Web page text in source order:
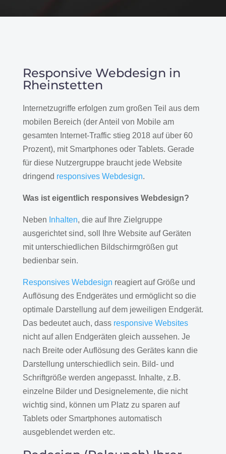
Responsive Webdesign in
Rheinstetten
Internetzugriffe erfolgen zum großen Teil aus dem
mobilen Bereich (der Anteil von Mobile am
gesamten Internet-Traffic stieg 2018 auf über 60
Prozent), mit Smartphones oder Tablets. Gerade
für diese Nutzergruppe braucht jede Website
dringend responsives Webdesign.
Was ist eigentlich responsives Webdesign?
Neben Inhalten, die auf Ihre Zielgruppe
ausgerichtet sind, soll Ihre Website auf Geräten
mit unterschiedlichen Bildschirmgrößen gut
bedienbar sein.
Responsives Webdesign reagiert auf Größe und
Auflösung des Endgerätes und ermöglicht so die
optimale Darstellung auf dem jeweiligen Endgerät.
Das bedeutet auch, dass responsive Websites
nicht auf allen Endgeräten gleich aussehen. Je
nach Breite oder Auflösung des Gerätes kann die
Darstellung unterschiedlich sein. Bild- und
Schriftgröße werden angepasst. Inhalte, z.B.
einzelne Bilder und Designelemente, die nicht
wichtig sind, können um Platz zu sparen auf
Tablets oder Smartphones automatisch
ausgeblendet werden etc.